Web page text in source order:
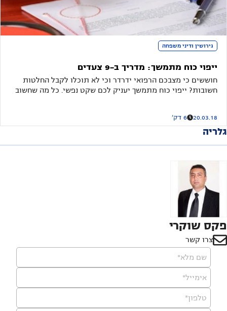
גירושין ודיני משפחה
ייפוי כוח מתמשך: מדריך ב-9 צעדים
חוששים כי מצבכם הרפואי ידרדר וכי לא תוכלו לקבל החלטות
חשובות? ייפוי כוח מתמשך יעניק לכם שקט נפשי. כל מה שחשוב
20.03.18 6 דק'
גלריה
פקס שוקרי
צרו קשר
שם מלא*
אימייל*
טלפון*